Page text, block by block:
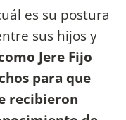
es su postura
sus hijos y
Jere Fijo
para que
recibieron